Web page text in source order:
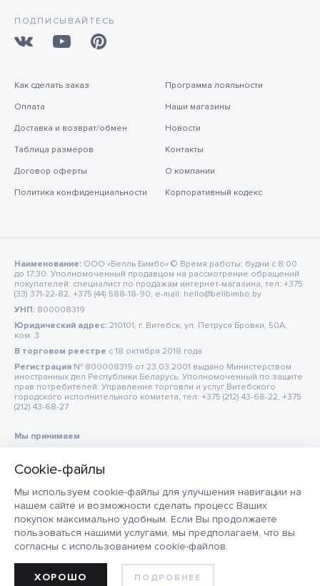
Мы используем cookie-файлы для улучшения навигации на
нашем сайте и возможности сделать процесс Ваших
покупок максимально удобным. Если Вы продолжаете
пользоваться нашими услугами, мы предполагаем, что вы
согласны с использованием cookie-файлов.
ПОДРОБНЕЕ
ХОРОШО
ПОДПИСЫВАЙТЕСЬ
Как сделать заказ
Оплата
Доставка и возврат/обмен
Таблица размеров
Договор оферты
Политика конфиденциальности
Программа лояльности
Наши магазины
Новости
Контакты
О компании
Корпоративный кодекс
Наименование: ООО «Белль Бимбо» © Время работы: будни с 8:00
до 17:30. Уполномоченный продавцом на рассмотрение обращений
покупателей: специалист по продажам интернет-магазина, тел: +375
(33) 371-22-82, +375 (44) 588-18-90, e-mail: hello@bellbimbo.by
УНП: 800008319
Юридический адрес: 210101, г. Витебск, ул. Петруся Бровки, 50А,
ком. 3
В торговом реестре c 18 октября 2018 года
Регистрация № 800008319 от 23.03.2001 выдано Министерством
иностранных дел Республики Беларусь. Уполномоченный по защите
прав потребителей: Управление торговли и услуг Витебского
городского исполнительного комитета, тел: +375 (212) 43-68-22, +375
(212) 43-68-27
Мы принимаем